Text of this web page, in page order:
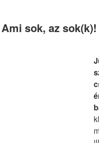
Ami sok, az sok(k)!